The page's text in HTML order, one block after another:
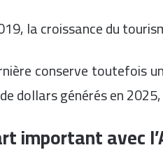
la croissance du
conserve toutefois
dollars générés en
important avec